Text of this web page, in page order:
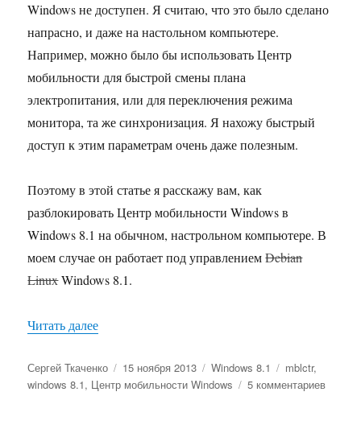
Windows не доступен. Я считаю, что это было сделано
напрасно, и даже на настольном компьютере.
Например, можно было бы использовать Центр
мобильности для быстрой смены плана
электропитания, или для переключения режима
монитора, та же синхронизация. Я нахожу быстрый
доступ к этим параметрам очень даже полезным.
Поэтому в этой статье я расскажу вам, как
разблокировать Центр мобильности Windows в
Windows 8.1 на обычном, настрольном компьютере. В
моем случае он работает под управлениемDebian
LinuxWindows 8.1.
Читать далее«Как разблокировать Центр мобильности
Автор
Сергей Ткаченко Опубликовано
15 ноября 2013 Рубрики
Windows 8.1 Метки
mblctr,
windows 8.1, Центр мобильности Windows 5 комментариевк